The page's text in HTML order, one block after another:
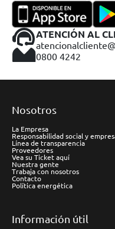
ATENCIÓN AL
0800 4242
Nosotros
La Empresa
Responsabilidad social y
Línea de transparencia
Proveedores
Vea su Ticket aquí
Nuestra gente
Trabaja con nosotros
Contacto
Política energética
Información útil